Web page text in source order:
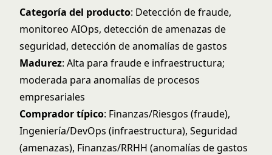
Categoría del producto: Detección de fraude,
monitoreo AIOps, detección de amenazas de
seguridad, detección de anomalías de gastos
Madurez: Alta para fraude e infraestructura;
moderada para anomalías de procesos
empresariales
Comprador típico: Finanzas/Riesgos (fraude),
Ingeniería/DevOps (infraestructura), Seguridad
(amenazas), Finanzas/RRHH (anomalías de gastos